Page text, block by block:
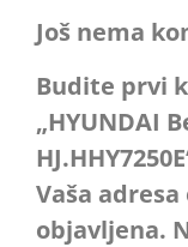
Još nema
Budite prvi
„HYUNDAI
Vaša
objavljena.